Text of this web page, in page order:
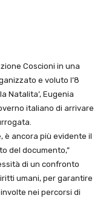
Coscioni in una
e voluto l’8
Natalita’, Eugenia
italiano di arrivare
è ancora più evidente il
del documento,”
di un confronto
umani, per garantire
nei percorsi di